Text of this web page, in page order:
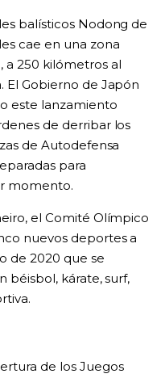
balísticos Nodong de
cae en una zona
a 250 kilómetros al
El Gobierno de Japón
este lanzamiento
de derribar los
de Autodefensa
para
momento.
el Comité Olímpico
nuevos deportes a
de 2020 que se
béisbol, kárate, surf,
de los Juegos